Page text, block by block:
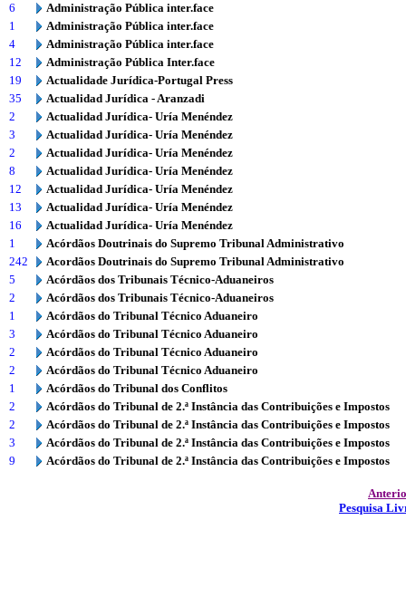
6
Administração Pública inter.face
1
Administração Pública inter.face
4
Administração Pública inter.face
12
Administração Pública Inter.face
19
Actualidade Jurídica-Portugal Press
35
Actualidad Jurídica - Aranzadi
2
Actualidad Jurídica- Uría Menéndez
3
Actualidad Jurídica- Uría Menéndez
2
Actualidad Jurídica- Uría Menéndez
8
Actualidad Jurídica- Uría Menéndez
12
Actualidad Jurídica- Uría Menéndez
13
Actualidad Jurídica- Uría Menéndez
16
Actualidad Jurídica- Uría Menéndez
1
Acórdãos Doutrinais do Supremo Tribunal Administrativo
242
Acordãos Doutrinais do Supremo Tribunal Administrativo
5
Acórdãos dos Tribunais Técnico-Aduaneiros
2
Acórdãos dos Tribunais Técnico-Aduaneiros
1
Acórdãos do Tribunal Técnico Aduaneiro
3
Acórdãos do Tribunal Técnico Aduaneiro
2
Acórdãos do Tribunal Técnico Aduaneiro
2
Acórdãos do Tribunal Técnico Aduaneiro
1
Acórdãos do Tribunal dos Conflitos
2
Acórdãos do Tribunal de 2.ª Instância das Contribuições e Impostos
2
Acórdãos do Tribunal de 2.ª Instância das Contribuições e Impostos
3
Acórdãos do Tribunal de 2.ª Instância das Contribuições e Impostos
9
Acórdãos do Tribunal de 2.ª Instância das Contribuições e Impostos
Pesquisa